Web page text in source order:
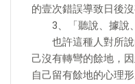
的壹次錯誤導致日後沒
3、「聽說、據說、
也許這種人對所說
己沒有轉彎的餘地，
自己留有餘地的心理